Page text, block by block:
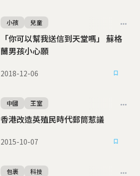
「你可以幫我送信到天堂嗎」 蘇格
蘭男孩小心願
小孩 兒童
2018-12-06
香港改造英殖民時代郵筒惹議
中國 王室
2015-10-07
包裹 科技